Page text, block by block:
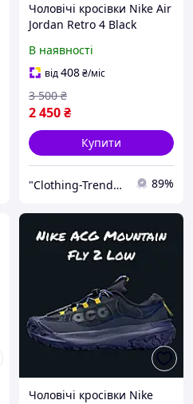
Чоловічі кросівки Nike Air
Jordan Retro 4 Black
кроси монохром NJ031
тренд
В наявності
від408₴/міс
2 450₴
3 500 ₴
Купити
"Clothing-Trend" Інтернет-магазин 89%
Чоловічі кросівки Nike